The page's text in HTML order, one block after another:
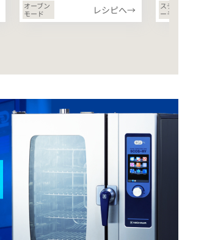
オーブン
モード
レシピへ→
スチーマ
ーモード